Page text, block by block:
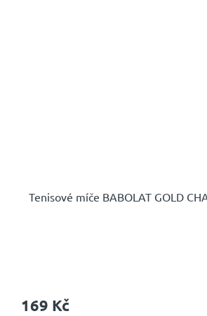
Tenisové míče BABOLAT GOLD
169 Kč